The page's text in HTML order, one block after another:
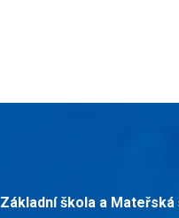
Základní škola a Mateřská